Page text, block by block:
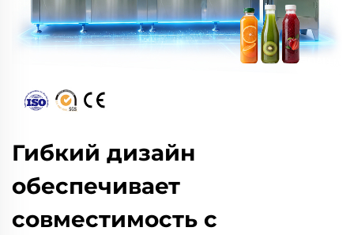
Гибкий дизайн
обеспечивает
совместимость с